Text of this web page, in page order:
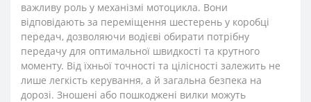
важливу роль у механізмі мотоцикла. Вони
відповідають за переміщення шестерень у коробці
передач, дозволяючи водієві обирати потрібну
передачу для оптимальної швидкості та крутного
моменту. Від їхньої точності та цілісності залежить не
лише легкість керування, а й загальна безпека на
дорозі. Зношені або пошкоджені вилки можуть